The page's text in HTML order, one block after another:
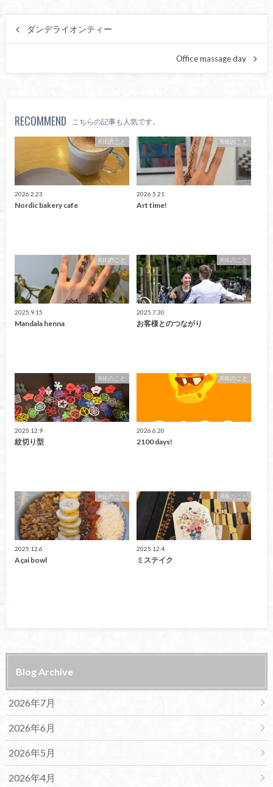
ダンデライオンティー
Office massage day
RECOMMEND こちらの記事も人気です。
RIEのこと
2026.2.23
Nordic bakery cafe
RIEのこと
2026.5.21
Art time!
RIEのこと
2025.9.15
Mandala henna
RIEのこと
2025.7.30
お客様とのつながり
RIEのこと
2025.12.9
紋切り型
RIEのこと
2026.6.20
2100 days!
RIEのこと
2025.12.6
Açai bowl
RIEのこと
2025.12.4
ミステイク
Blog Archive
2026年7月
2026年6月
2026年5月
2026年4月